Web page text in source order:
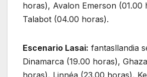
horas), Avalon Emerson
Talabot (04.00 horas).
Escenario Lasai: fantasllandia
Dinamarca (19.00 horas),